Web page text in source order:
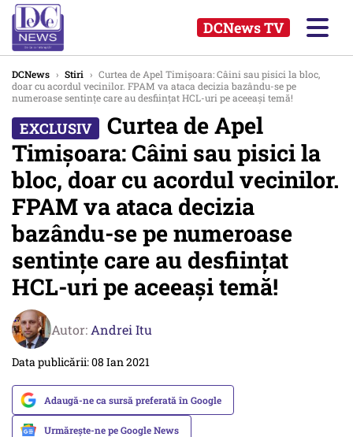
DCNews TV
DCNews › Stiri › Curtea de Apel Timișoara: Câini sau pisici la bloc,
doar cu acordul vecinilor. FPAM va ataca decizia bazându-se pe
numeroase sentințe care au desființat HCL-uri pe aceeași temă!
Curtea de Apel
Timișoara: Câini sau pisici la
bloc, doar cu acordul vecinilor.
FPAM va ataca decizia
bazându-se pe numeroase
sentințe care au desființat
HCL-uri pe aceeași temă!
Autor: Andrei Itu
Data publicării: 08 Ian 2021
Adaugă-ne ca sursă preferată în Google
Urmărește-ne pe Google News